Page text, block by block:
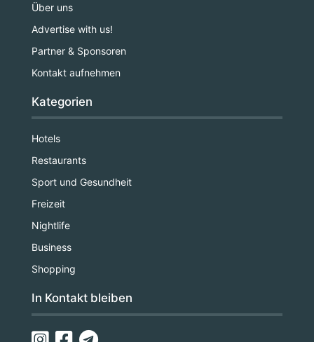
Über uns
Advertise with us!
Partner & Sponsoren
Kontakt aufnehmen
Kategorien
Hotels
Restaurants
Sport und Gesundheit
Freizeit
Nightlife
Business
Shopping
In Kontakt bleiben